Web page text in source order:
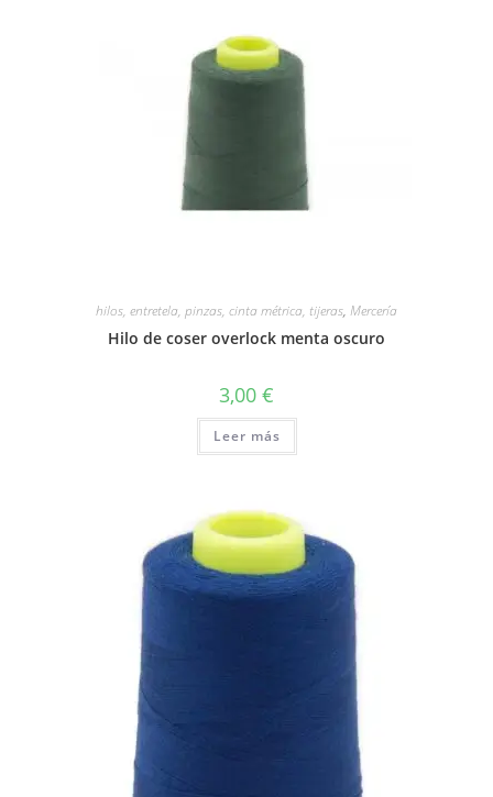
hilos, entretela, pinzas, cinta métrica, tijeras, Mercería
Hilo de coser overlock menta oscuro
3,00 €
Leer más